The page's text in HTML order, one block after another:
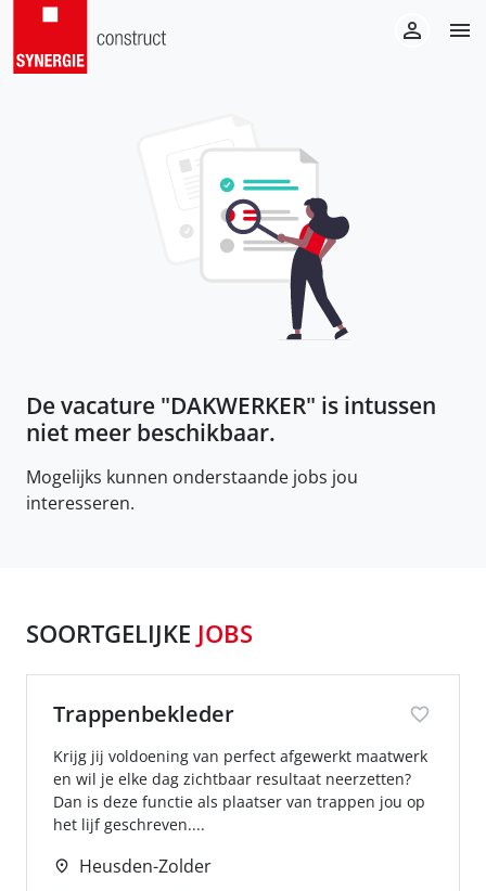
De vacature "DAKWERKER" is intussen
niet meer beschikbaar.
Mogelijks kunnen onderstaande jobs jou
interesseren.
SOORTGELIJKE JOBS
Trappenbekleder
Krijg jij voldoening van perfect afgewerkt maatwerk
en wil je elke dag zichtbaar resultaat neerzetten?
Dan is deze functie als plaatser van trappen jou op
het lijf geschreven....
Heusden-Zolder